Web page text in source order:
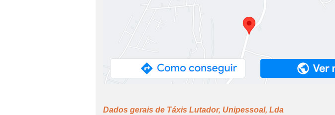
Dados gerais de Táxis Lutador, Unipessoal, Lda